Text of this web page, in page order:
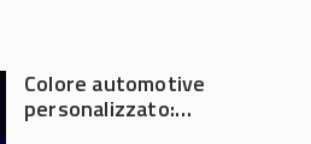
Colore automotive
personalizzato: